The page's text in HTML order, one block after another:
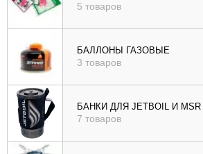
возр
|
убыв
5 товаров
БАЛЛОНЫ ГАЗОВЫЕ
3 товаров
БАНКИ ДЛЯ JETBOIL И MSR
7 товаров